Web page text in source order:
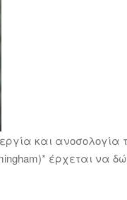
και ανοσολογία
έρχεται να